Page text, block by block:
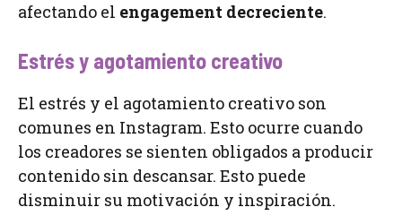
afectando el engagement decreciente.
Estrés y agotamiento creativo
El estrés y el agotamiento creativo son
comunes en Instagram. Esto ocurre cuando
los creadores se sienten obligados a producir
contenido sin descansar. Esto puede
disminuir su motivación y inspiración.